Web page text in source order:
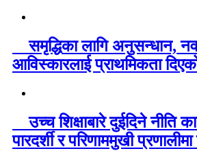
समृद्धिका लागि अनुसन्धान,
आविस्कारलाई प्राथमिकता
उच्च शिक्षाबारे दुईदिने नीति
पारदर्शी र परिणाममुखी